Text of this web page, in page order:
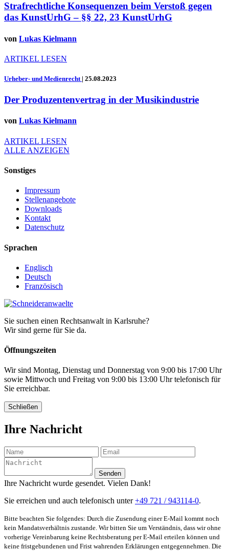
Strafrechtliche Konsequenzen beim Verstoß gegen
das KunstUrhG – §§ 22, 23 KunstUrhG
von Lukas Kielmann
ARTIKEL LESEN
Urheber- und Medienrecht | 25.08.2023
Der Produzentenvertrag in der Musikindustrie
von Lukas Kielmann
ARTIKEL LESEN
ALLE ANZEIGEN
Sonstiges
Impressum
Stellenangebote
Downloads
Kontakt
Datenschutz
Sprachen
Englisch
Deutsch
Französisch
Sie suchen einen Rechtsanwalt in Karlsruhe?
Wir sind gerne für Sie da.
Öffnungszeiten
Wir sind Montag, Dienstag und Donnerstag von 9:00 bis 17:00 Uhr
sowie Mittwoch und Freitag von 9:00 bis 13:00 Uhr telefonisch für
Sie erreichbar.
Schließen
Ihre Nachricht
Senden
Ihre Nachricht wurde gesendet. Vielen Dank!
Sie erreichen und auch telefonisch unter+49 721 / 943114-0.
Bitte beachten Sie folgendes: Durch die Zusendung einer E-Mail kommt noch
kein Mandatsverhältnis zustande. Wir bitten Sie um Verständnis, dass wir ohne
vorherige Vereinbarung keine Rechtsberatung per E-Mail erteilen können und
keine fristgebundenen und Frist wahrenden Erklärungen entgegennehmen. Die